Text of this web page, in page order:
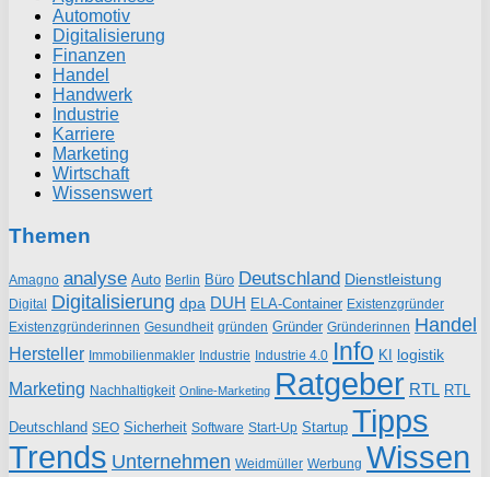
Automotiv
Digitalisierung
Finanzen
Handel
Handwerk
Industrie
Karriere
Marketing
Wirtschaft
Wissenswert
Themen
Amagno analyse Auto Berlin Büro Deutschland Dienstleistung
Digital Digitalisierung dpa DUH ELA-Container Existenzgründer
Existenzgründerinnen Gesundheit gründen Gründer Gründerinnen Handel
Hersteller Immobilienmakler Industrie Industrie 4.0 Info KI logistik
Marketing Nachhaltigkeit Online-Marketing Ratgeber RTL RTL
Deutschland SEO Sicherheit Software Start-Up Startup Tipps
Trends Unternehmen Weidmüller Werbung Wissen